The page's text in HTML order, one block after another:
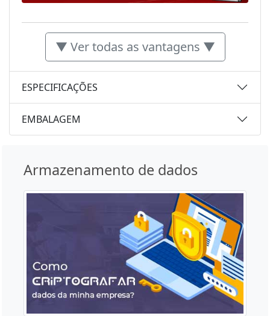
▼ Ver todas as vantagens ▼
ESPECIFICAÇÕES
EMBALAGEM
Armazenamento de dados